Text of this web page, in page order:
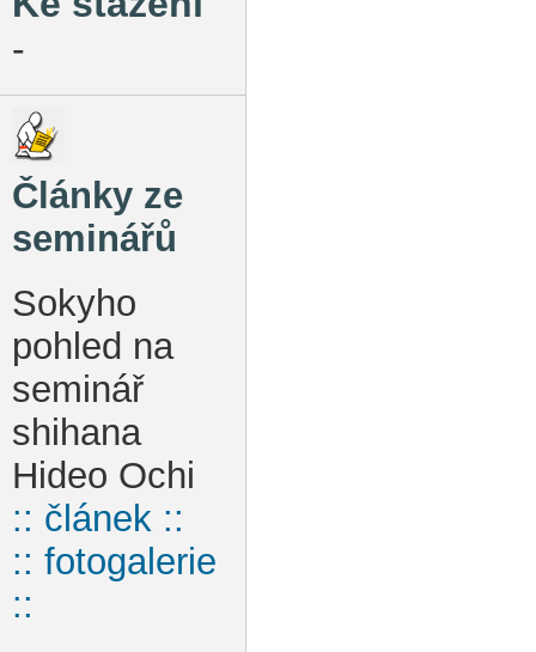
-
Články ze
seminářů
Sokyho
pohled na
seminář
shihana
Hideo Ochi
:: článek ::
:: fotogalerie
::